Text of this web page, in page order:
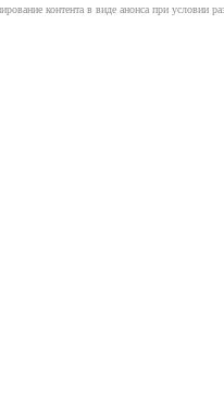
контента в виде анонса при условии